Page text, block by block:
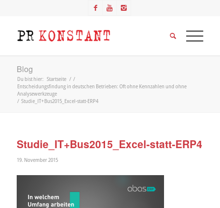
Blog
Du bist hier: Startseite / /
Entscheidungsfindung in deutschen Betrieben: Oft ohne Kennzahlen und ohne
Analysewerkzeuge
/ Studie_IT+Bus2015_Excel-statt-ERP4
Studie_IT+Bus2015_Excel-statt-ERP4
19. November 2015